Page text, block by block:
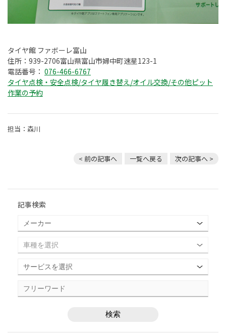
タイヤ館 ファボーレ富山
住所：939-2706富山県富山市婦中町速星123-1
電話番号： 076-466-6767
タイヤ点検・安全点検/タイヤ履き替え/オイル交換/その他ピット
作業の予約
担当：森川
< 前の記事へ 一覧へ戻る 次の記事へ >
記事検索